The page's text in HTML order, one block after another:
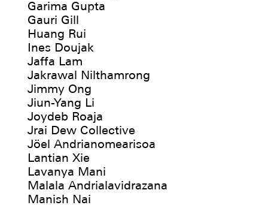
Garima Gupta
Gauri Gill
Huang Rui
Ines Doujak
Jaffa Lam
Jakrawal Nilthamrong
Jimmy Ong
Jiun-Yang Li
Joydeb Roaja
Jrai Dew Collective
Jöel Andrianomearisoa
Lantian Xie
Lavanya Mani
Malala Andrialavidrazana
Manish Nai